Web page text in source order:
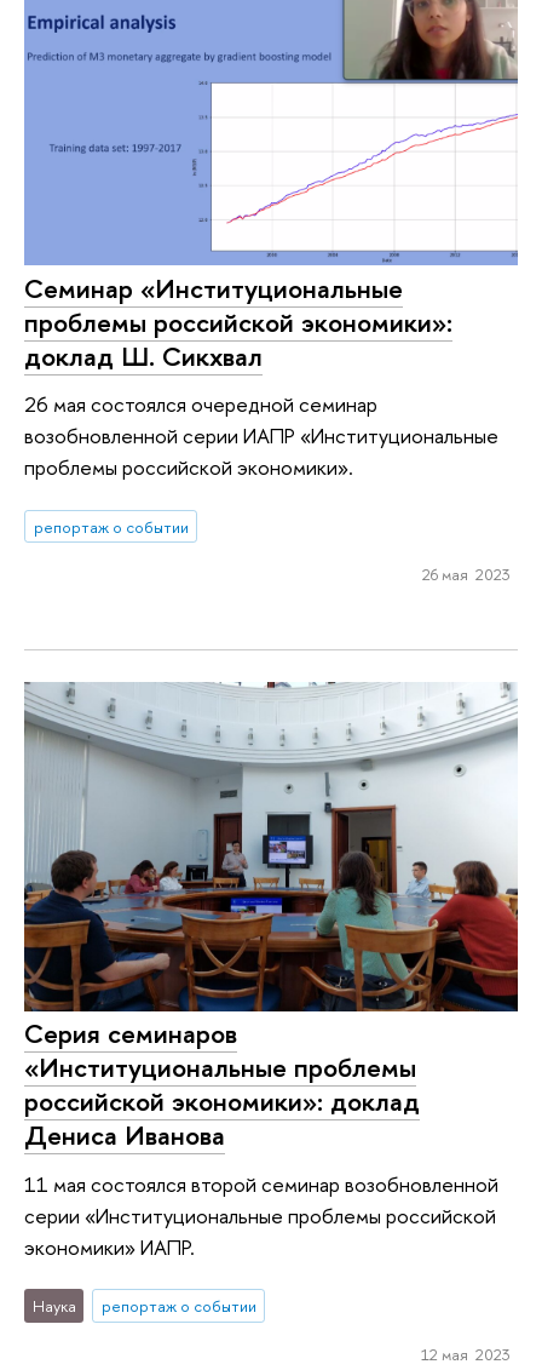
Семинар «Институциональные
проблемы российской экономики»:
доклад Ш. Сикхвал
26 мая состоялся очередной семинар
возобновленной серии ИАПР «Институциональные
проблемы российской экономики».
репортаж о событии
26 мая 2023
Серия семинаров
«Институциональные проблемы
российской экономики»: доклад
Дениса Иванова
11 мая состоялся второй семинар возобновленной
серии «Институциональные проблемы российской
экономики» ИАПР.
Наука репортаж о событии
12 мая 2023